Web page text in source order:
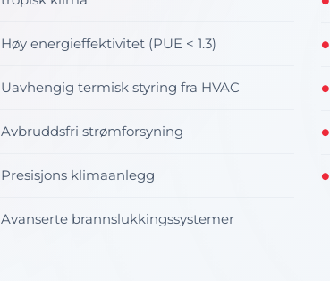
Høy energieffektivitet (PUE < 1.3)
Uavhengig termisk styring fra HVAC
Avbruddsfri strømforsyning
Presisjons klimaanlegg
Avanserte brannslukkingssystemer
●
●
●
●